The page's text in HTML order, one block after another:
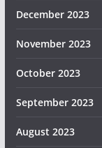
December 2023
November 2023
October 2023
September 2023
August 2023